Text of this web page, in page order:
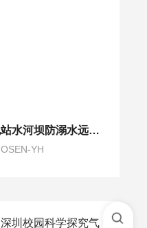
OSEN-YH电站水河坝防溺水远程在线喊话预警系统
OSEN-YH